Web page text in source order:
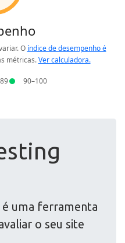
é uma ferramenta
o seu site